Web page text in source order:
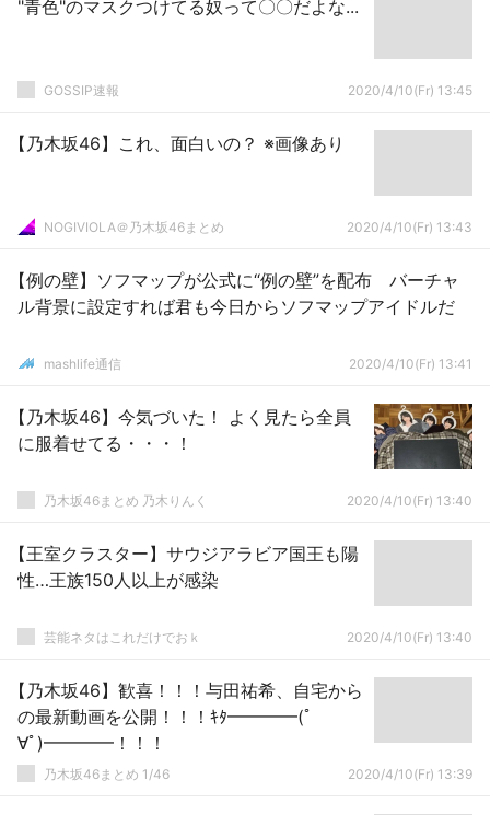
"青色"のマスクつけてる奴って〇〇だよな...
GOSSIP速報 2020/4/10(Fr) 13:45
【乃木坂46】これ、面白いの？ ※画像あり
NOGIVIOLA＠乃木坂46まとめ 2020/4/10(Fr) 13:43
【例の壁】ソフマップが公式に“例の壁”を配布 バーチャ
ル背景に設定すれば君も今日からソフマップアイドルだ
mashlife通信 2020/4/10(Fr) 13:41
【乃木坂46】今気づいた！ よく見たら全員
に服着せてる・・・！
乃木坂46まとめ 乃木りんく 2020/4/10(Fr) 13:40
【王室クラスター】サウジアラビア国王も陽
性…王族150人以上が感染
芸能ネタはこれだけでおｋ 2020/4/10(Fr) 13:40
【乃木坂46】歓喜！！！与田祐希、自宅から
の最新動画を公開！！！ｷﾀ━━━━(ﾟ
∀ﾟ)━━━━！！！
乃木坂46まとめ 1/46 2020/4/10(Fr) 13:39